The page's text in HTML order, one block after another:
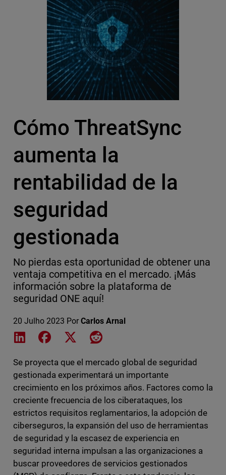
Cómo ThreatSync
aumenta la
rentabilidad de la
seguridad
gestionada
No pierdas esta oportunidad de obtener una
ventaja competitiva en el mercado. ¡Más
información sobre la plataforma de
seguridad ONE aquí!
20 Julho 2023 Por Carlos Arnal
Share on LinkedIn
Share on Facebook
Share on XShare on Reddit
Se proyecta que el mercado global de seguridad
gestionada experimentará un importante
crecimiento en los próximos años. Factores como la
creciente frecuencia de los ciberataques, los
estrictos requisitos reglamentarios, la adopción de
ciberseguros, la expansión del uso de herramientas
de seguridad y la escasez de experiencia en
seguridad interna impulsan a las organizaciones a
buscar proveedores de servicios gestionados